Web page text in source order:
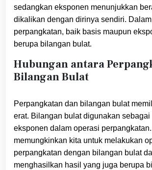
sedangkan eksponen menunjukkan
dikalikan dengan dirinya sendiri.
perpangkatan, baik basis maupun
berupa bilangan bulat.
Hubungan antara
Bilangan Bulat
Perpangkatan dan bilangan bulat
erat. Bilangan bulat digunakan sebagai
eksponen dalam operasi
memungkinkan kita untuk melakukan
perpangkatan dengan bilangan bulat
menghasilkan hasil yang juga berupa